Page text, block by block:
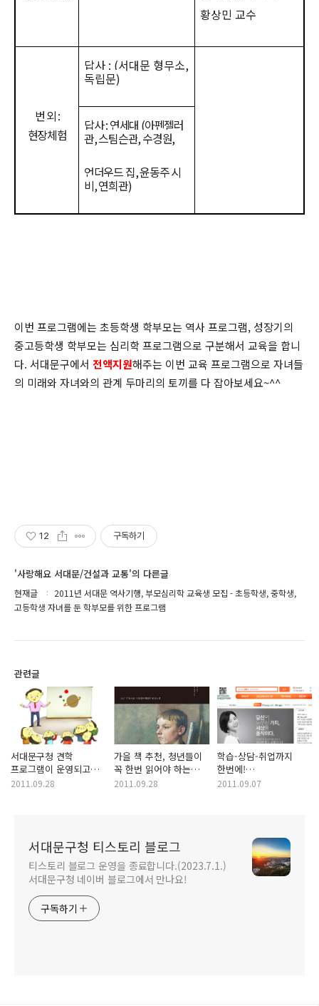
황상민 교수
번 외:
현장체험
답사 : (서대문 형무소,
독립문)
답사:연세대 (아펜젤러
관,스팀슨관,수경원,
언더우드 집,윤동주 시
비,연희관)
이번 프로그램에는 초등학생 학부모는 역사 프로그램, 성장기의
중고등학생 학부모는 심리학 프로그램으로 구분해서 교육을 합니
다. 서대문구에서 전액지원해주는 이번 교육 프로그램으로 자녀들
의 미래와 자녀와의 관계 두마리의 토끼를 다 잡아보세요~^^
12 구독하기
'사랑해요 서대문/건설과 교통'의 다른글
현재글
2011년 서대문 역사기행, 부모심리학 교육생 모집 - 초등학생, 중학생,
고등학생 자녀를 둔 학부모를 위한 프로그램
관련글
서대문구청 견학
프로그램이 운영되고
있으니 많은 신청
2011.09.28
가을 책 추천, 청년들이
꼭 한번 읽어야 하는
고전소설 - 청소년,
2011.09.28
학습-상담-취업까지
한번에!
서대문역사문화체험학습
2011.09.07
서대문구청 티스토리 블로그
티스토리 블로그 운영을 종료합니다.(2023.7.1.)
서대문구청 네이버 블로그에서 만나요!
구독하기